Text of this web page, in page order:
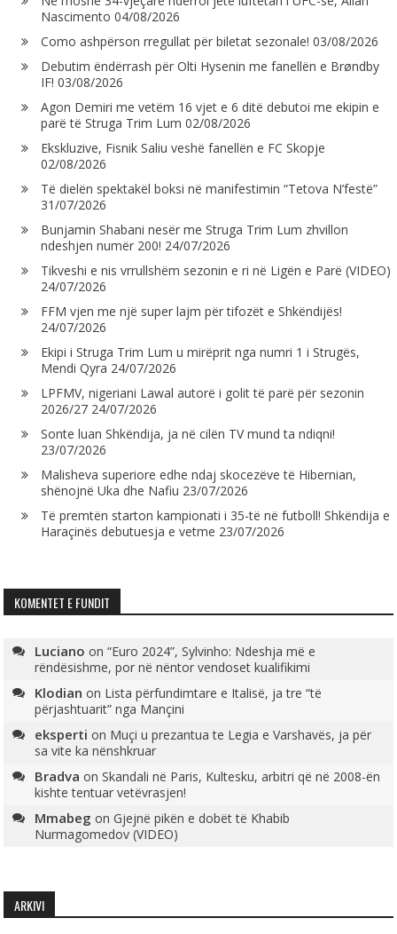
Nascimento 04/08/2026
Como ashpërson rregullat për biletat sezonale! 03/08/2026
Debutim ëndërrash për Olti Hysenin me fanellën e Brøndby
IF! 03/08/2026
Agon Demiri me vetëm 16 vjet e 6 ditë debutoi me ekipin e
parë të Struga Trim Lum 02/08/2026
Ekskluzive, Fisnik Saliu veshë fanellën e FC Skopje
02/08/2026
Të dielën spektakël boksi në manifestimin “Tetova N’festë”
31/07/2026
Bunjamin Shabani nesër me Struga Trim Lum zhvillon
ndeshjen numër 200! 24/07/2026
Tikveshi e nis vrrullshëm sezonin e ri në Ligën e Parë (VIDEO)
24/07/2026
FFM vjen me një super lajm për tifozët e Shkëndijës!
24/07/2026
Ekipi i Struga Trim Lum u mirëprit nga numri 1 i Strugës,
Mendi Qyra 24/07/2026
LPFMV, nigeriani Lawal autorë i golit të parë për sezonin
2026/27 24/07/2026
Sonte luan Shkëndija, ja në cilën TV mund ta ndiqni!
23/07/2026
Malisheva superiore edhe ndaj skocezëve të Hibernian,
shënojnë Uka dhe Nafiu 23/07/2026
Të premtën starton kampionati i 35-të në futboll! Shkëndija e
Haraçinës debutuesja e vetme 23/07/2026
KOMENTET E FUNDIT
Luciano on“Euro 2024”, Sylvinho: Ndeshja më e
rëndësishme, por në nëntor vendoset kualifikimi
Klodian on Lista përfundimtare e Italisë, ja tre “të
përjashtuarit” nga Mançini
eksperti on Muçi u prezantua te Legia e Varshavës, ja për
sa vite ka nënshkruar
Bradva onSkandali në Paris, Kultesku, arbitri që në 2008-ën
kishte tentuar vetëvrasjen!
Mmabeg onGjejnë pikën e dobët të Khabib
Nurmagomedov (VIDEO)
ARKIVI